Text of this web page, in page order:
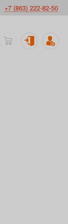
+7 (863) 222-82-50